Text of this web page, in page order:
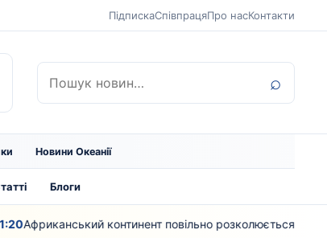
ПідпискаСпівпрацяПро насКонтакти
⌕
Новини Океанії
Блоги
континент повільно розколюється – вчені